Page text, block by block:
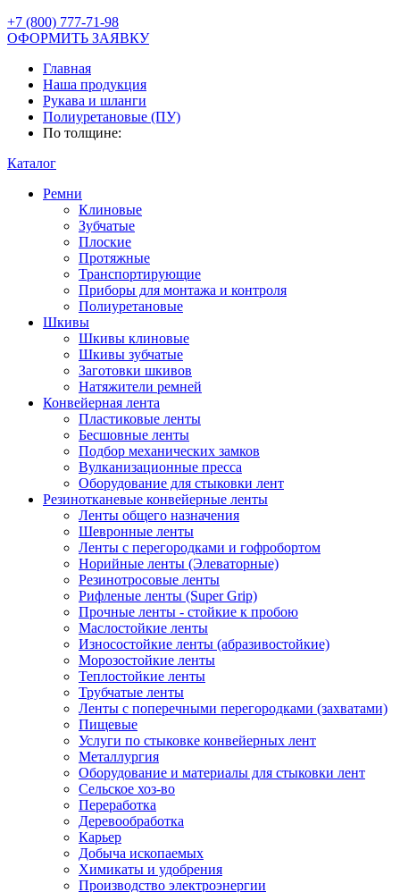
+7 (800) 777-71-98
ОФОРМИТЬ ЗАЯВКУ
Главная
Наша продукция
Рукава и шланги
Полиуретановые (ПУ)
По толщине:
Каталог
Ремни
Клиновые
Зубчатые
Плоские
Протяжные
Транспортирующие
Приборы для монтажа и контроля
Полиуретановые
Шкивы
Шкивы клиновые
Шкивы зубчатые
Заготовки шкивов
Натяжители ремней
Конвейерная лента
Пластиковые ленты
Бесшовные ленты
Подбор механических замков
Вулканизационные пресса
Оборудование для стыковки лент
Резинотканевые конвейерные ленты
Ленты общего назначения
Шевронные ленты
Ленты с перегородками и гофробортом
Норийные ленты (Элеваторные)
Резинотросовые ленты
Рифленые ленты (Super Grip)
Прочные ленты - стойкие к пробою
Маслостойкие ленты
Износостойкие ленты (абразивостойкие)
Морозостойкие ленты
Теплостойкие ленты
Трубчатые ленты
Ленты с поперечными перегородками (захватами)
Пищевые
Услуги по стыковке конвейерных лент
Металлургия
Оборудование и материалы для стыковки лент
Сельское хоз-во
Переработка
Деревообработка
Карьер
Добыча ископаемых
Химикаты и удобрения
Производство электроэнергии